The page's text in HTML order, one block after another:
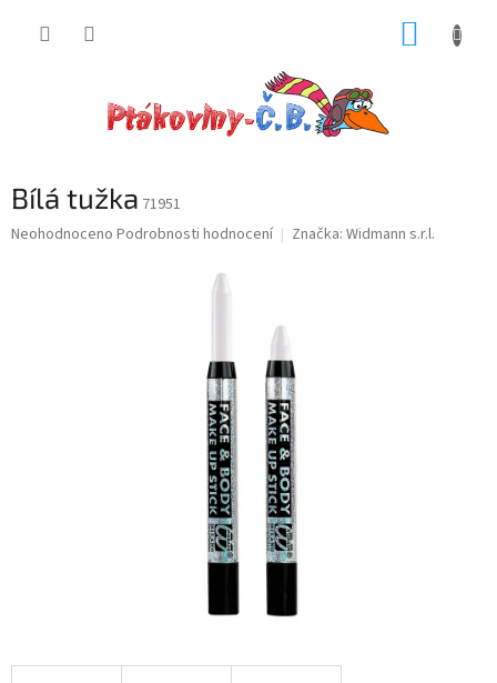
Bílá tužka 71951
Průměrné
Neohodnoceno Podrobnosti hodnocení Značka: Widmann s.r.l.